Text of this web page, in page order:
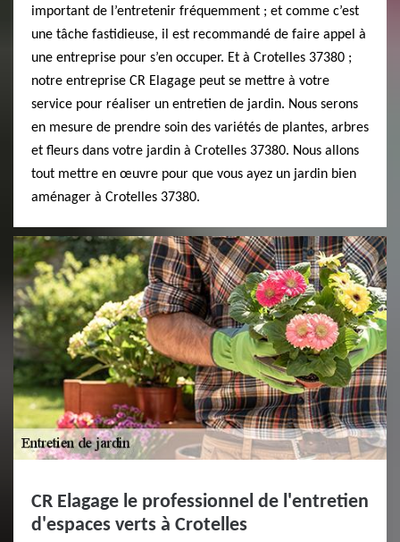
important de l’entretenir fréquemment ; et comme c’est
une tâche fastidieuse, il est recommandé de faire appel à
une entreprise pour s’en occuper. Et à Crotelles 37380 ;
notre entreprise CR Elagage peut se mettre à votre
service pour réaliser un entretien de jardin. Nous serons
en mesure de prendre soin des variétés de plantes, arbres
et fleurs dans votre jardin à Crotelles 37380. Nous allons
tout mettre en œuvre pour que vous ayez un jardin bien
aménager à Crotelles 37380.
CR Elagage le professionnel de l'entretien
d'espaces verts à Crotelles